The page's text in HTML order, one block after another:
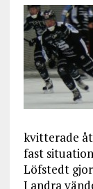
kvitterade
fast
Löfstedt
I andra